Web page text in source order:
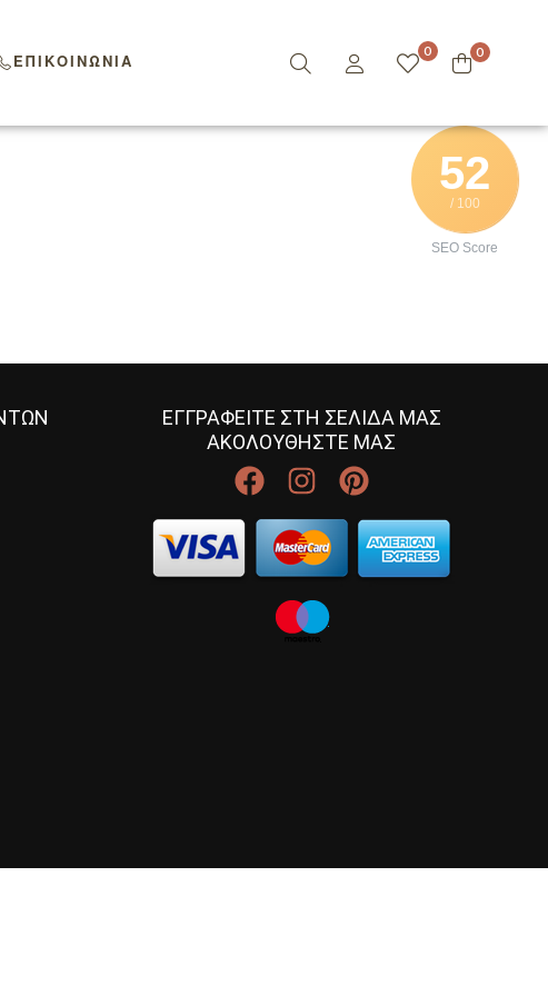
ΕΠΙΚΟΙΝΩΝΊΑ
0 0
52
/ 100
SEO Score
ΕΓΓΡΑΦΕΙΤΕ ΣΤΗ ΣΕΛΙΔΑ ΜΑΣ
ΑΚΟΛΟΥΘΗΣΤΕ ΜΑΣ